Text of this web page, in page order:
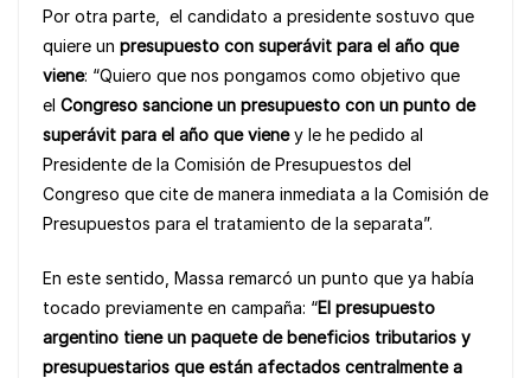
Por otra parte, el candidato a presidente sostuvo que
quiere un presupuesto con superávit para el año que
viene: “Quiero que nos pongamos como objetivo que
el Congreso sancione un presupuesto con un punto de
superávit para el año que vieney le he pedido al
Presidente de la Comisión de Presupuestos del
Congreso que cite de manera inmediata a la Comisión de
Presupuestos para el tratamiento de la separata”.
En este sentido, Massa remarcó un punto que ya había
tocado previamente en campaña: “El presupuesto
argentino tiene un paquete de beneficios tributarios y
presupuestarios que están afectados centralmente a